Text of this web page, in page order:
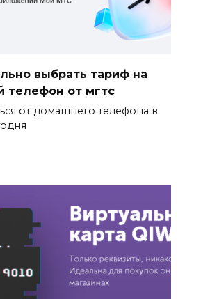
выбрать тариф на
телефон от мгтс
от домашнего телефона в